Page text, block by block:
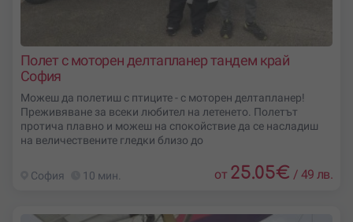
Полет с моторен делтапланер тандем край
София
Можеш да полетиш с птиците - с моторен делтапланер!
Преживяване за всеки любител на летенето. Полетът
протича плавно и можеш на спокойствие да се насладиш
на величествените гледки близо до
София 10 мин. от 25.05€ / 49 лв.